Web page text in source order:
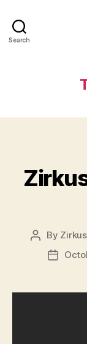
Search
Post
author
By
Post